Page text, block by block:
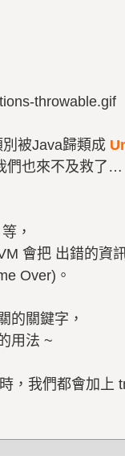
throwable.gif
被Java歸類成
們也來不及救了
，
會把 出錯的資
Over)。
的關鍵字，
用法 ~
，我們都會加上